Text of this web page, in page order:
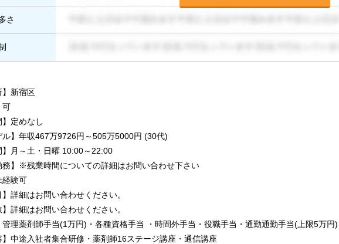
さ
】新宿区
可
】定めなし
ル】年収467万9726円～505万5000円 (30代)
】月～土・日曜 10:00～22:00
務】※残業時間についての詳細はお問い合わせ下さい
経験可
】詳細はお問い合わせください。
】詳細はお問い合わせください。
管理薬剤師手当(1万円)・各種資格手当 ・時間外手当・役職手当・通勤通勤手当(上限5万円)
】中途入社者集合研修・薬剤師16ステージ講座・通信講座